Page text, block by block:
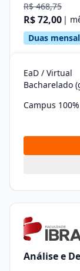
R$ 468,75
R$ 72,00 |
Duas
EaD / Virtual
Bacharelado
Campus
Análise e